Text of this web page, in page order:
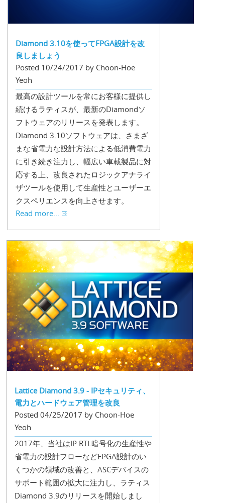
Diamond 3.10を使ってFPGA設計を改
良しましょう
Posted 10/24/2017 by Choon-Hoe
Yeoh
最高の設計ツールを常にお客様に提供し
続けるラティスが、最新のDiamondソ
フトウェアのリリースを発表します。
Diamond 3.10ソフトウェアは、さまざ
まな省電力な設計方法による低消費電力
に引き続き注力し、幅広い車載製品に対
応する上、改良されたロジックアナライ
ザツールを使用して生産性とユーザーエ
クスペリエンスを向上させます。
Read more...
Lattice Diamond 3.9 - IPセキュリティ、
電力とハードウェア管理を改良
Posted 04/25/2017 by Choon-Hoe
Yeoh
2017年、当社はIP RTL暗号化の生産性や
省電力の設計フローなどFPGA設計のい
くつかの領域の改善と、ASCデバイスの
サポート範囲の拡大に注力し、ラティス
Diamond 3.9のリリースを開始しまし